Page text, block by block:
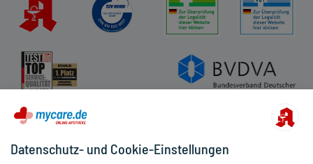
Datenschutz- und Cookie-Einstellungen